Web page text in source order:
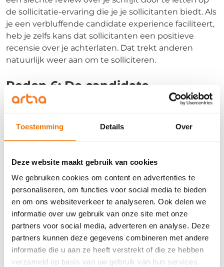
Toestemming Details Over
Deze website maakt gebruik van cookies
We gebruiken cookies om content en advertenties te
personaliseren, om functies voor social media te bieden
en om ons websiteverkeer te analyseren. Ook delen we
informatie over uw gebruik van onze site met onze
partners voor social media, adverteren en analyse. Deze
partners kunnen deze gegevens combineren met andere
informatie die u aan ze heeft verstrekt of die ze hebben
verzameld op basis van uw gebruik van hun services.
de sollicitatie-ervaring die je je sollicitanten biedt. Als
je een verbluffende candidate experience faciliteert,
heb je zelfs kans dat sollicitanten een positieve
recensie over je achterlaten. Dat trekt anderen
natuurlijk weer aan om te solliciteren.
Reden 6: De candidate
experience begint eerder dan je
denkt
De candidate experience begint vaak al vóór de
sollicitatie. Ongeveer de helft van de sollicitanten is
aanraking geweest voor ze er solliciteerde.
Bijvoorbeeld omdat deze sollicitanten er al eerder
gewerkt hebben, vrienden of familie er werkten, het
merk of de reputatie van de organisatie ze aansprak
of omdat ze er al klant zijn of zijn geweest. En omdat
ze de organisatie al kennen, hebben ze er ook al een
mening over gevormd. Uit onderzoek van IBM is
gebleken dat de kans dat afgewezen kandidaten
nogmaals bij dezelfde organisatie solliciteren met 80